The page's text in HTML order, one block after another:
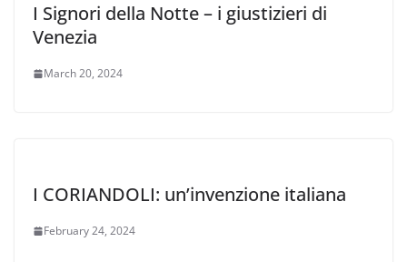
I Signori della Notte – i giustizieri di
Venezia
March 20, 2024
I CORIANDOLI: un’invenzione italiana
February 24, 2024